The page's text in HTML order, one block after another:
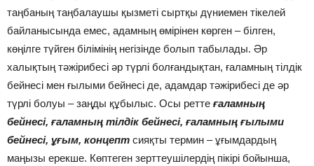
таңбаның таңбалаушы қызметі сыртқы дүниемен тікелей
байланысында емес, адамның өмірінен көрген – білген,
көңілге түйген білімінің негізінде болып табылады. Әр
халықтың тәжірибесі әр түрлі болғандықтан, ғаламның тілдік
бейнесі мен ғылыми бейнесі де, адамдар тәжірибесі де әр
түрлі болуы – заңды құбылыс. Осы ретте ғаламның
бейнесі, ғаламның тілдік бейнесі, ғаламның ғылыми
бейнесі, ұғым, концепт сияқты термин – ұғымдардың
маңызы ерекше. Көптеген зерттеушілердің пікірі бойынша,